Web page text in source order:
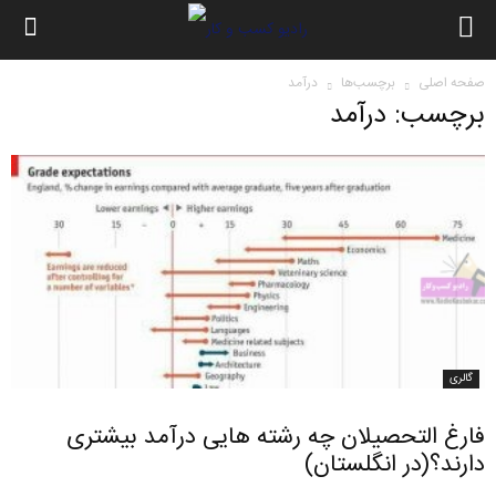
صفحه اصلی برچسب‌ها درآمد
برچسب: درآمد
گالری
فارغ التحصیلان چه رشته هایی درآمد بیشتری
دارند؟(در انگلستان)